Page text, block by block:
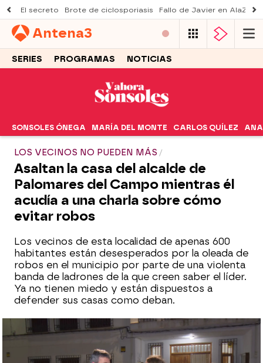
El secreto Brote de ciclosporiasis Fallo de Javier en AlaZ
Antena3
SERIES PROGRAMAS NOTICIAS
SONSOLES ÓNEGA MARÍA DEL MONTE CARLOS QUÍLEZ ANA
LOS VECINOS NO PUEDEN MÁS
Asaltan la casa del alcalde de
Palomares del Campo mientras él
acudía a una charla sobre cómo
evitar robos
Los vecinos de esta localidad de apenas 600
habitantes están desesperados por la oleada de
robos en el municipio por parte de una violenta
banda de ladrones de la que creen saber el líder.
Ya no tienen miedo y están dispuestos a
defender sus casas como deban.